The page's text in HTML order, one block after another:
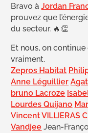
Bravo à Jordan
prouvez que
du secteur. 🔥👏
Et nous, on
vraiment.
Zepros Habitat
Anne Léguillier
bruno Lacroze
Lourdes Quijano
Vincent VILLIERAS
Vandjee Jean-